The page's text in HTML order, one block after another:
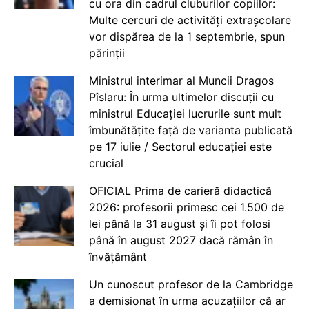
cu ora din cadrul cluburilor copiilor:
Multe cercuri de activități extrașcolare
vor dispărea de la 1 septembrie, spun
părinții
Ministrul interimar al Muncii Dragos
Pîslaru: În urma ultimelor discuții cu
ministrul Educației lucrurile sunt mult
îmbunătățite față de varianta publicată
pe 17 iulie / Sectorul educației este
crucial
OFICIAL Prima de carieră didactică
2026: profesorii primesc cei 1.500 de
lei până la 31 august și îi pot folosi
până în august 2027 dacă rămân în
învățământ
Un cunoscut profesor de la Cambridge
a demisionat în urma acuzațiilor că ar